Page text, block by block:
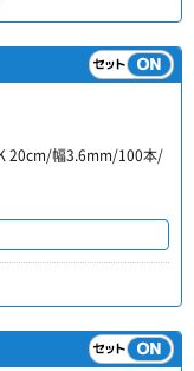
20cm/幅3.6mm/100本/